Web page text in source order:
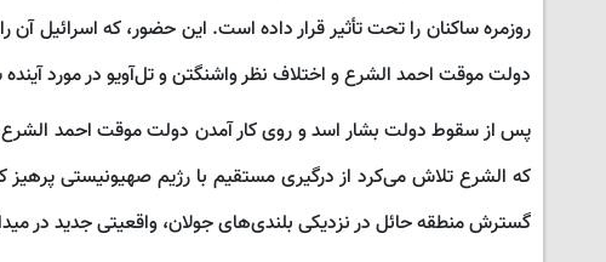
روزمره ساکنان را تحت تأثیر قرار داده است. این حضور، که اسرائیل
دولت موقت احمد الشرع و اختلاف نظر واشنگتن و تل‌آویو در مورد
پس از سقوط دولت بشار اسد و روی کار آمدن دولت موقت احمد
که الشرع تلاش می‌کرد از درگیری مستقیم با رژیم صهیونیستی پرهیز
گسترش منطقه حائل در نزدیکی بلندی‌های جولان، واقعیتی جدید در